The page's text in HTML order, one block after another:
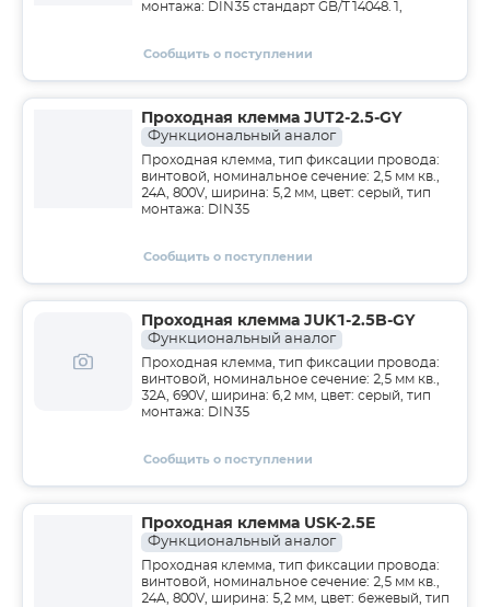
монтажа: DIN35 стандарт GB/T14048.1,
Сообщить о поступлении
Проходная клемма JUT2-2.5-GY
Функциональный аналог
Проходная клемма, тип фиксации провода:
винтовой, номинальное сечение: 2,5 мм кв.,
24A, 800V, ширина: 5,2 мм, цвет: серый, тип
монтажа: DIN35
Сообщить о поступлении
Проходная клемма JUK1-2.5B-GY
Функциональный аналог
Проходная клемма, тип фиксации провода:
винтовой, номинальное сечение: 2,5 мм кв.,
32A, 690V, ширина: 6,2 мм, цвет: серый, тип
монтажа: DIN35
Сообщить о поступлении
Проходная клемма USK-2.5E
Функциональный аналог
Проходная клемма, тип фиксации провода:
винтовой, номинальное сечение: 2,5 мм кв.,
24A, 800V, ширина: 5,2 мм, цвет: бежевый, тип